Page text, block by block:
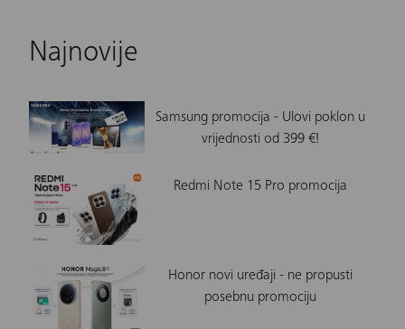
Najnovije
Samsung promocija - Ulovi poklon u
vrijednosti od 399 €!
Redmi Note 15 Pro promocija
Honor novi uređaji - ne propusti
posebnu promociju